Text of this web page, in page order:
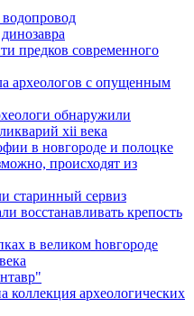
предков современного
археологов с опущенным
обнаружили
xii века
в новгороде и полоцке
происходят из
старинный сервиз
восстанавливать крепость
в великом hовгороде
коллекция археологических